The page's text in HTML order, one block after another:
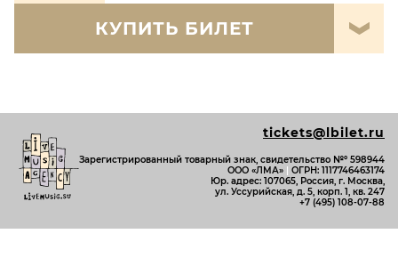
КУПИТЬ БИЛЕТ
tickets@lbilet.ru
Зарегистрированный товарный знак, свидетельство №º 598944
ООО «ЛМА» | ОГРН: 1117746463174
Юр. адрес: 107065, Россия, г. Москва,
ул. Уссурийская, д. 5, корп. 1, кв. 247
+7 (495) 108-07-88